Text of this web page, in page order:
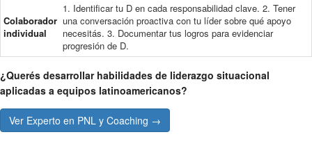
Colaborador
individual
1. Identificar tu D en cada responsabilidad clave. 2. Tener
una conversación proactiva con tu líder sobre qué apoyo
necesitás. 3. Documentar tus logros para evidenciar
progresión de D.
¿Querés desarrollar habilidades de liderazgo situacional
aplicadas a equipos latinoamericanos?
Ver Experto en PNL y Coaching →